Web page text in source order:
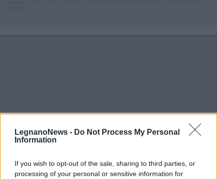
LegnanoNews - Do Not Process My Personal
Information
If you wish to opt-out of the sale, sharing to third parties, or
processing of your personal or sensitive information for